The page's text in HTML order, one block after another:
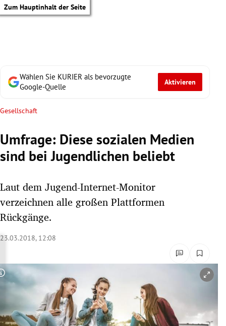
Zum Hauptinhalt der Seite
Untermenü
Untermenü
Untermenü
Untermenü
Wählen Sie KURIER als bevorzugte
Google-Quelle
Aktivieren
Gesellschaft
Umfrage: Diese sozialen Medien
sind bei Jugendlichen beliebt
Laut dem Jugend-Internet-Monitor
verzeichnen alle großen Plattformen
Rückgänge.
23.03.2018, 12:08
Copyright-Hinweis öffnen/schließen